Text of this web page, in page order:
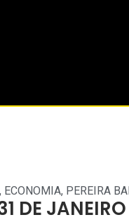
, ECONOMIA, PEREIRA
DE